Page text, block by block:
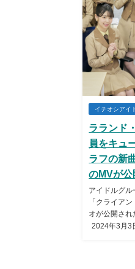
イチオシアイ
ラランド
員をキュ
ラフの新
のMVが公
アイドルグル
「クライア
オが公開され
2024年3月3